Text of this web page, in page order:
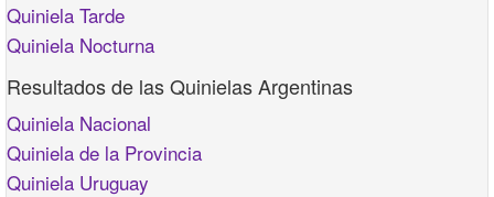
Quiniela Tarde
Quiniela Nocturna
Resultados de las Quinielas Argentinas
Quiniela Nacional
Quiniela de la Provincia
Quiniela Uruguay